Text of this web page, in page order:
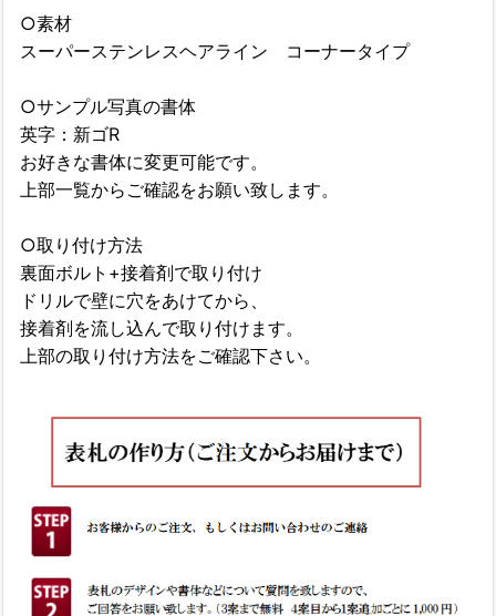
○素材
スーパーステンレスヘアライン コーナータイプ
○サンプル写真の書体
英字：新ゴR
お好きな書体に変更可能です。
上部一覧からご確認をお願い致します。
○取り付け方法
裏面ボルト+接着剤で取り付け
ドリルで壁に穴をあけてから、
接着剤を流し込んで取り付けます。
上部の取り付け方法をご確認下さい。